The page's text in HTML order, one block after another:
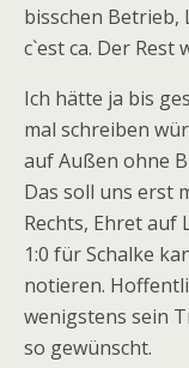
bisschen Betrieb,
c`est ca. Der Rest
Ich hätte ja bis
mal schreiben
auf Außen ohne
Das soll uns erst
Rechts, Ehret auf
1:0 für Schalke
notieren.
wenigstens sein
so gewünscht.